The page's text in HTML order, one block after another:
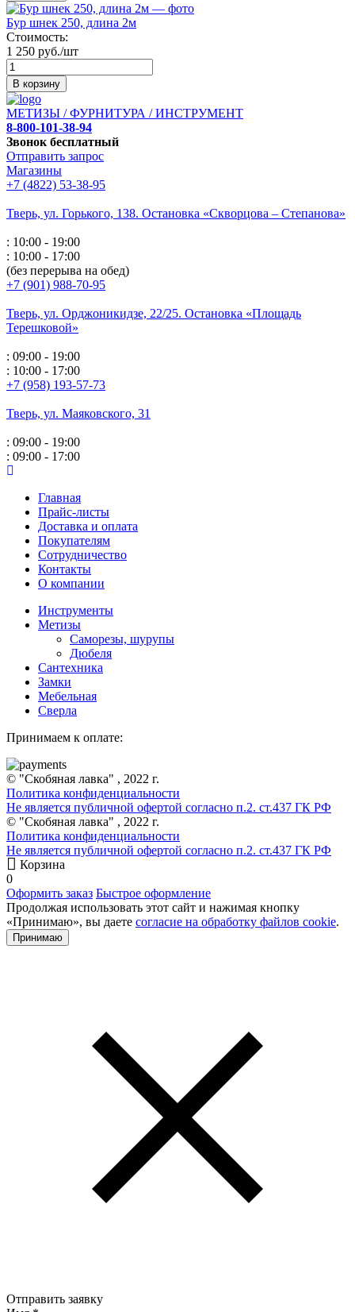
Бур шнек 250, длина 2м
Стоимость:
1 250 руб./шт
В корзину
МЕТИЗЫ / ФУРНИТУРА / ИНСТРУМЕНТ
8-800-101-38-94
Звонок бесплатный
Отправить запрос
Магазины
+7 (4822) 53-38-95
Тверь, ул. Горького, 138. Остановка «Скворцова – Степанова»
: 10:00 - 19:00
: 10:00 - 17:00
(без перерыва на обед)
+7 (901) 988-70-95
Тверь, ул. Орджоникидзе, 22/25. Остановка «Площадь
Терешковой»
: 09:00 - 19:00
: 10:00 - 17:00
+7 (958) 193-57-73
Тверь, ул. Маяковского, 31
: 09:00 - 19:00
: 09:00 - 17:00
Главная
Прайс-листы
Доставка и оплата
Покупателям
Сотрудничество
Контакты
О компании
Инструменты
Метизы
Саморезы, шурупы
Дюбеля
Сантехника
Замки
Мебельная
Сверла
Принимаем к оплате:
© "Скобяная лавка" , 2022 г.
Политика конфиденциальности
Не является публичной офертой согласно п.2. ст.437 ГК РФ
© "Скобяная лавка" , 2022 г.
Политика конфиденциальности
Не является публичной офертой согласно п.2. ст.437 ГК РФ
Корзина
0
Оформить заказ Быстрое оформление
Продолжая использовать этот сайт и нажимая кнопку
«Принимаю», вы даете согласие на обработку файлов cookie.
Принимаю
Отправить заявку